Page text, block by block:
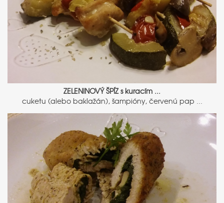
ZELENINOVÝ ŠPÍZ s kuracím ...
cuketu (alebo baklažán), šampióny, červenú pap ...